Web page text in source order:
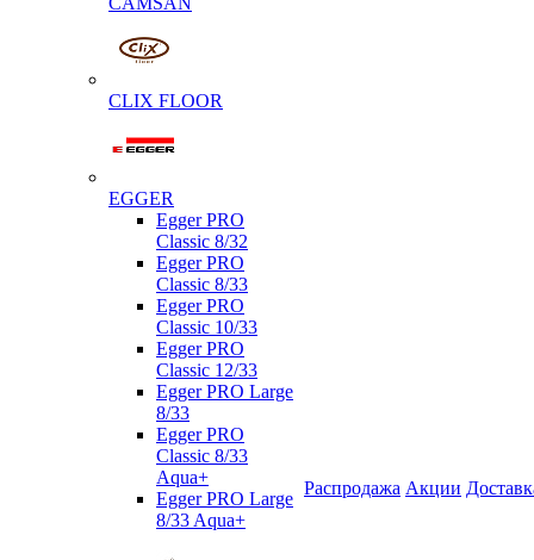
CLIX FLOOR
EGGER
Egger PRO
Classic 8/32
Egger PRO
Classic 8/33
Egger PRO
Classic 10/33
Egger PRO
Classic 12/33
Egger PRO Large
8/33
Egger PRO
Classic 8/33
Aqua+
Egger PRO Large
8/33 Aqua+
Распродажа Акции